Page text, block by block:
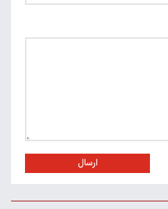
ارسال